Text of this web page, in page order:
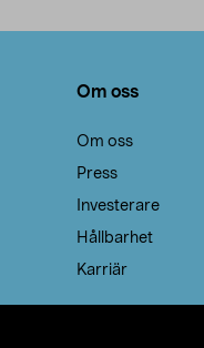
Om oss
Om oss
Press
Investerare
Hållbarhet
Karriär